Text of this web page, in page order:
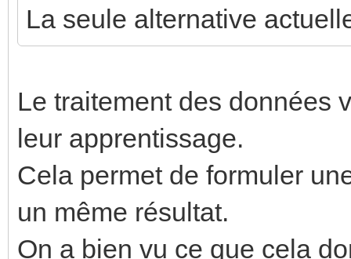
La seule alternative
Le traitement des données
leur apprentissage.
Cela permet de formuler
un même résultat.
On a bien vu ce que cela